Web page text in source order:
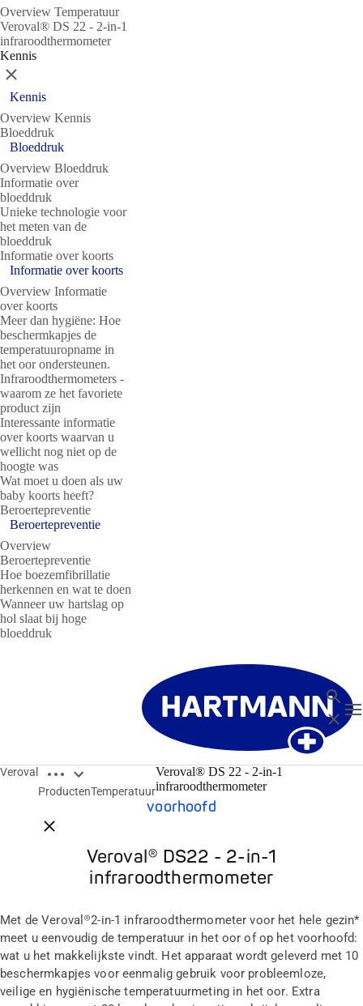
Overview Temperatuur
Veroval® DS 22 - 2-in-1
infraroodthermometer
Kennis
Sluit
Kennis
Overview Kennis
Bloeddruk
Bloeddruk
Overview Bloeddruk
Informatie over
bloeddruk
Unieke technologie voor
het meten van de
bloeddruk
Informatie over koorts
Informatie over koorts
Overview Informatie
over koorts
Meer dan hygiëne: Hoe
beschermkapjes de
temperatuuropname in
het oor ondersteunen.
Infraroodthermometers -
waarom ze het favoriete
product zijn
Interessante informatie
over koorts waarvan u
wellicht nog niet op de
hoogte was
Wat moet u doen als uw
baby koorts heeft?
Beroertepreventie
Beroertepreventie
Overview
Beroertepreventie
Hoe boezemfibrillatie
herkennen en wat te doen
Wanneer uw hartslag op
hol slaat bij hoge
bloeddruk
Zoeken
Sluit
Veroval Open breadcrumbs
Close breadcrumbs
ProductenTemperatuur
Veroval® DS 22 - 2-in-1
infraroodthermometer
Veroval® DS22 - 2-in-1
infraroodthermometer
Voor snelle temperatuurmeting in het oor of op het
voorhoofd
Met de Veroval®2-in-1 infraroodthermometer voor het hele gezin*
meet u eenvoudig de temperatuur in het oor of op het voorhoofd:
wat u het makkelijkste vindt. Het apparaat wordt geleverd met 10
beschermkapjes voor eenmalig gebruik voor probleemloze,
veilige en hygiënische temperatuurmeting in het oor. Extra